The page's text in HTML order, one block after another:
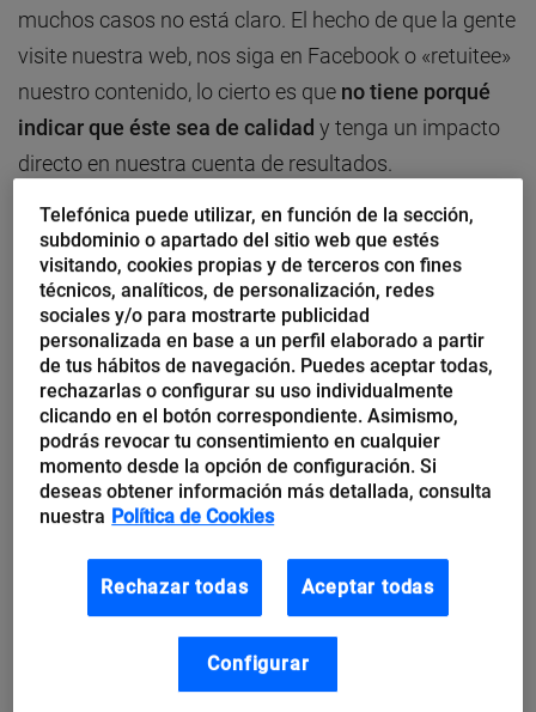
muchos casos no está claro. El hecho de que la gente
visite nuestra web, nos siga en Facebook o «retuitee»
nuestro contenido, lo cierto es que no tiene porqué
indicar que éste sea de calidad y tenga un impacto
directo en nuestra cuenta de resultados.
Para que realmente el contenido tenga su sentido y
ocupe su lugar dentro de la estrategia de una
compañía, lo primero que se debe hacer esdefinir el
objetivo final que se persigue. En segundo lugar,
hacerlo comprensible y consistentecon los valores
de la compañía; el contenido debe ser resultado de lo
que eres y también de lo quieres transmitir, no
perdamos el objetivo que perseguimos. La gente
quiere información sencilla, útil, con un contenido con
el que se pueda identificar y en el que se sienta
partícipe y todo esto implica dedicarle tiempo y
esfuerzo. Por último, es importanteser proactivo
entre otras cosas, si quieres que tu contenido se lea y
maximizar su impacto, hay que trabajar el SEO y
Telefónica puede utilizar, en función de la sección,
subdominio o apartado del sitio web que estés
visitando, cookies propias y de terceros con fines
técnicos, analíticos, de personalización, redes
sociales y/o para mostrarte publicidad
personalizada en base a un perfil elaborado a partir
de tus hábitos de navegación. Puedes aceptar todas,
rechazarlas o configurar su uso individualmente
clicando en el botón correspondiente. Asimismo,
podrás revocar tu consentimiento en cualquier
momento desde la opción de configuración. Si
deseas obtener información más detallada, consulta
nuestra Política de Cookies
Rechazar todas Aceptar todas
Configurar